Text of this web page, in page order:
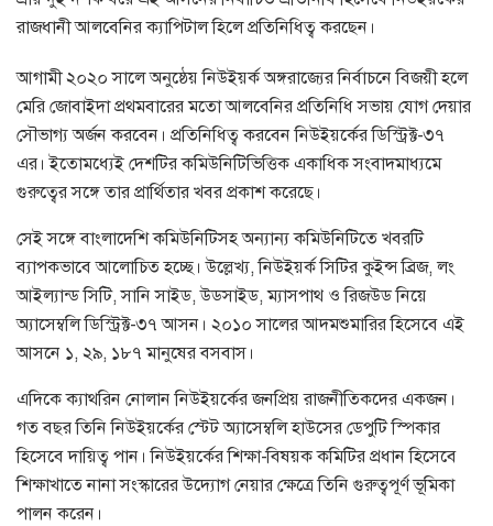
রাজধানী আলবেনির ক্যাপিটাল হিলে প্রতিনিধিত্ব করছেন।
আগামী ২০২০ সালে অনুষ্ঠেয় নিউইয়র্ক অঙ্গরাজ্যের নির্বাচনে বিজয়ী হলে
মেরি জোবাইদা প্রথমবারের মতো আলবেনির প্রতিনিধি সভায় যোগ দেয়ার
সৌভাগ্য অর্জন করবেন। প্রতিনিধিত্ব করবেন নিউইয়র্কের ডিস্ট্রিক্ট-৩৭
এর। ইতোমধ্যেই দেশটির কমিউনিটিভিত্তিক একাধিক সংবাদমাধ্যমে
গুরুত্বের সঙ্গে তার প্রার্থিতার খবর প্রকাশ করেছে।
সেই সঙ্গে বাংলাদেশি কমিউনিটিসহ অন্যান্য কমিউনিটিতে খবরটি
ব্যাপকভাবে আলোচিত হচ্ছে। উল্লেখ্য, নিউইয়র্ক সিটির কুইন্স ব্রিজ, লং
আইল্যান্ড সিটি, সানি সাইড, উডসাইড, ম্যাসপাথ ও রিজউড নিয়ে
অ্যাসেম্বলি ডিস্ট্রিক্ট-৩৭ আসন। ২০১০ সালের আদমশুমারির হিসেবে এই
আসনে ১, ২৯, ১৮৭ মানুষের বসবাস।
এদিকে ক্যাথরিন নোলান নিউইয়র্কের জনপ্রিয় রাজনীতিকদের একজন।
গত বছর তিনি নিউইয়র্কের স্টেট অ্যাসেম্বলি হাউসের ডেপুটি স্পিকার
হিসেবে দায়িত্ব পান। নিউইয়র্কের শিক্ষা-বিষয়ক কমিটির প্রধান হিসেবে
শিক্ষাখাতে নানা সংস্কারের উদ্যোগ নেয়ার ক্ষেত্রে তিনি গুরুত্বপূর্ণ ভূমিকা
পালন করেন।